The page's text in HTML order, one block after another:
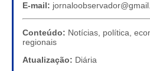
E-mail:
Conteúdo: Notícias, política,
regionais
Atualização: Diária